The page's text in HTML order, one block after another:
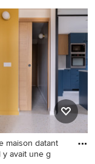
Modernes Foyer
Wandfarbe,
Boden, Doppeltür,
und grauem
maison datant
y avait une g